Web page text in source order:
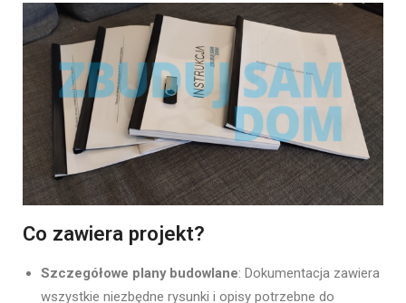
Co zawiera projekt?
Szczegółowe plany budowlane: Dokumentacja zawiera
wszystkie niezbędne rysunki i opisy potrzebne do